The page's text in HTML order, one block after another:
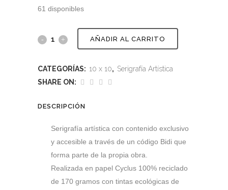
61 disponibles
AÑADIR AL CARRITO
CATEGORÍAS: 10 x 10, Serigrafía Artística
SHARE ON:
DESCRIPCIÓN
Serigrafía artística con contenido exclusivo
y accesible a través de un código Bidi que
forma parte de la propia obra.
Realizada en papel Cyclus 100% reciclado
de 170 gramos con tintas ecológicas de